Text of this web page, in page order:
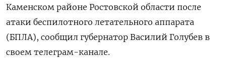
Каменском районе Ростовской области после
атаки беспилотного летательного аппарата
(БПЛА), сообщил губернатор Василий Голубев в
своем телеграм-канале.